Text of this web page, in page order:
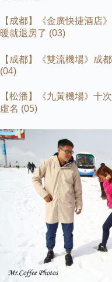
【成都】《金廣快捷酒店
暖就退房了 (03)
【成都】《雙流機場》成
(04)
【松潘】《九黃機場》十
虛名 (05)